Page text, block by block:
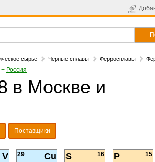
сырьё Черные сплавы Ферросплавы
+ Россия
в Москве и
Поставщики
V Cu
29 S 16 P 15